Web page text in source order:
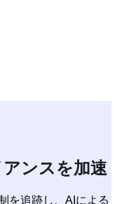
ンスを加速
を追跡し、AIによる